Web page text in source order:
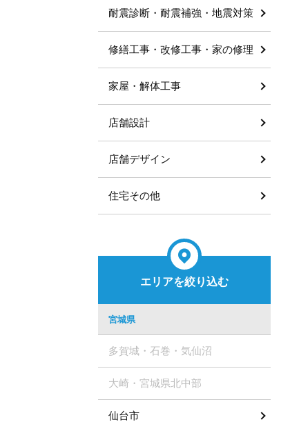
料金体系
造園工事の料金は、『植樹の本数』『時間単位』の2通りが存在
人数×時間が見積りの内容になります。料金は単に施工の材料や
職人の人数だけでなく廃材などの処分費用なども発生します。抜
け漏れのないように総額をしっかり把握して業者の選定を行いま
耐震診断・耐震補強・地震対策
修繕工事・改修工事・家の修理
家屋・解体工事
店舗設計
店舗デザイン
住宅その他
エリアを絞り込む
宮城県
多賀城・石巻・気仙沼
大崎・宮城県北中部
仙台市